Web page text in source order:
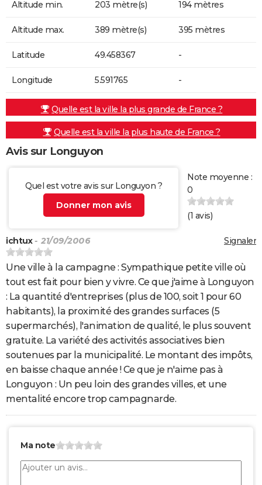
Altitude min. 203 mètre(s) 194 mètres
Altitude max. 389 mètre(s) 395 mètres
Latitude 49.458367 -
Longitude 5.591765 -
Quelle est la ville la plus grande de France ?
Quelle est la ville la plus haute de France ?
Avis sur Longuyon
Quel est votre avis sur Longuyon ?
Donner mon avis
Note moyenne :
0
(1 avis)
Signaler
ichtux- 21/09/2006
Une ville à la campagne : Sympathique petite ville où
tout est fait pour bien y vivre. Ce que j'aime à Longuyon
: La quantité d'entreprises (plus de 100, soit 1 pour 60
habitants), la proximité des grandes surfaces (5
supermarchés), l'animation de qualité, le plus souvent
gratuite. La variété des activités associatives bien
soutenues par la municipalité. Le montant des impôts,
en baisse chaque année ! Ce que je n'aime pas à
Longuyon : Un peu loin des grandes villes, et une
mentalité encore trop campagnarde.
Ma note